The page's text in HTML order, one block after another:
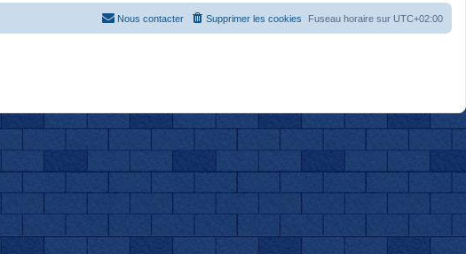
Fuseau horaire sur UTC+02:00
Supprimer les cookies
Nous contacter